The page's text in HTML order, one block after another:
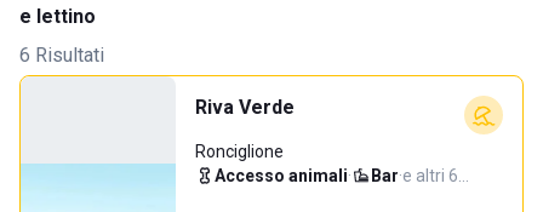
e lettino
6 Risultati
Riva Verde
Ronciglione
Accesso animali· Bar·e altri 6…